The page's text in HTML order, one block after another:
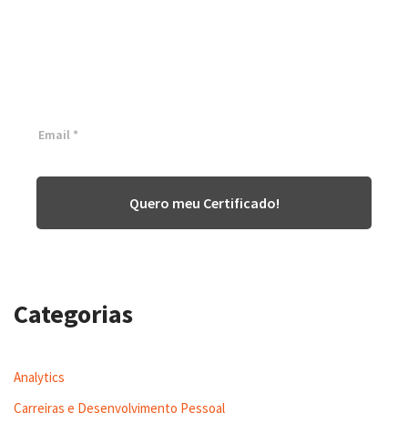
Quero meu Certificado!
Categorias
Analytics
Carreiras e Desenvolvimento Pessoal